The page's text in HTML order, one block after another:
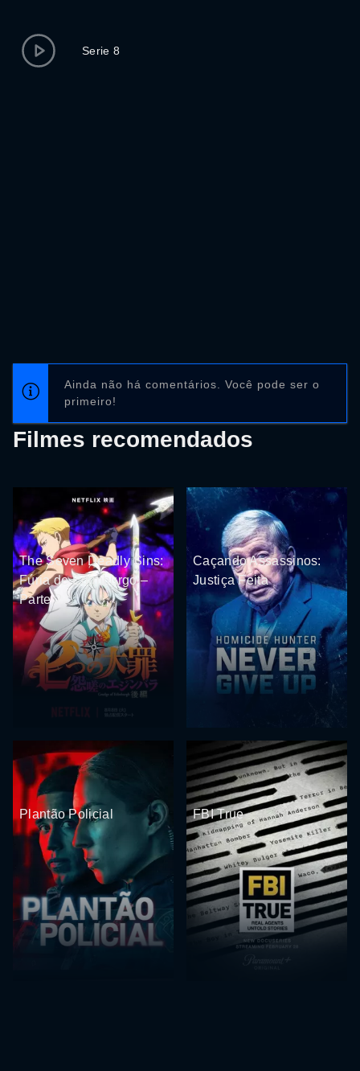
Serie 8
Ainda não há comentários. Você pode ser o
primeiro!
Filmes recomendados
The Seven Deadly Sins:
Fúria de Edimburgo –
Parte 2
Caçando Assassinos:
Justiça Feita
Plantão Policial FBI True